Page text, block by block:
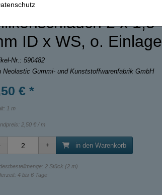
2 x 1,5
ID x WS, o. Einlage
Nr.: 590482
Neolastic Gummi- und Kunststoffwarenfabrik GmbH
€ *
1 m
2,50 € / m
in den Warenkorb
2 Stück (2 m)
4 bis 6 Tage